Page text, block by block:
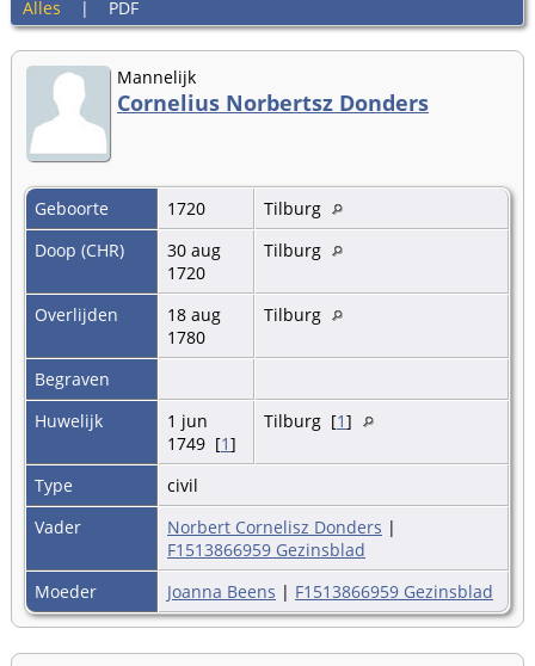
Alles | PDF
Mannelijk
Cornelius Norbertsz Donders
Geboorte 1720
Tilburg
Doop (CHR)
30 aug
1720
Tilburg
Overlijden
18 aug
1780
Tilburg
Begraven
Huwelijk
1 jun
1749 [1]
Tilburg [1]
Type
civil
Vader
Norbert Cornelisz Donders |
F1513866959 Gezinsblad
Moeder
Joanna Beens | F1513866959 Gezinsblad